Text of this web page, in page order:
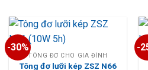
-30%
TÔNG ĐƠ CHO GIA ĐÌNH
Tông đơ lưỡi kép ZSZ N66
-